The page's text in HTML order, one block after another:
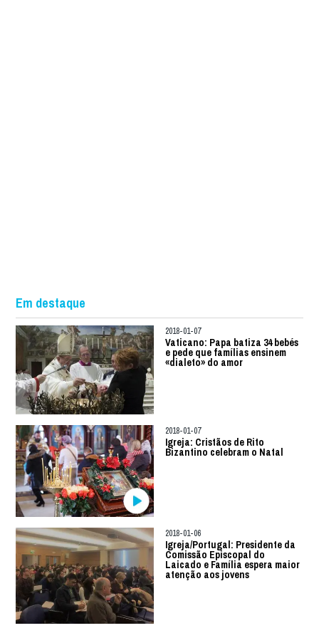
Em destaque
2018-01-07
Vaticano: Papa batiza 34 bebés
e pede que famílias ensinem
«dialeto» do amor
2018-01-07
Igreja: Cristãos de Rito
Bizantino celebram o Natal
2018-01-06
Igreja/Portugal: Presidente da
Comissão Episcopal do
Laicado e Família espera maior
atenção aos jovens